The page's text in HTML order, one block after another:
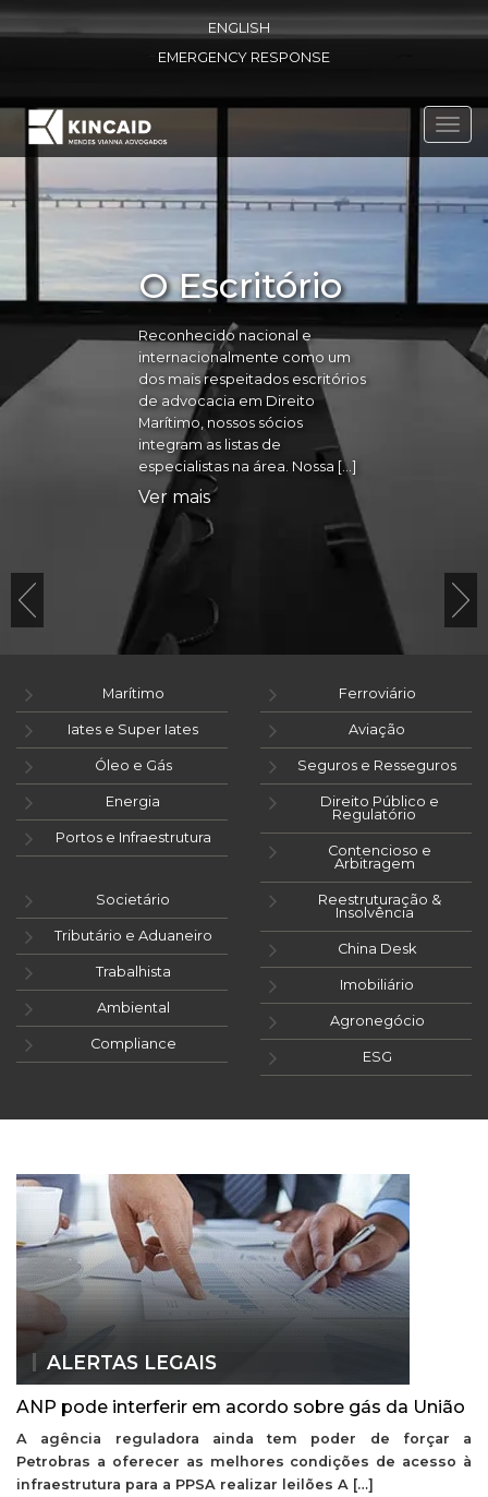
ENGLISH
EMERGENCY RESPONSE
O Escritório
Reconhecido nacional e
internacionalmente como um
dos mais respeitados escritórios
de advocacia em Direito
Marítimo, nossos sócios
integram as listas de
especialistas na área. Nossa […]
Ver mais
Marítimo
Iates e Super Iates
Óleo e Gás
Energia
Portos e Infraestrutura
Ferroviário
Aviação
Seguros e Resseguros
Direito Público e
Regulatório
Contencioso e
Arbitragem
Societário
Tributário e Aduaneiro
Trabalhista
Ambiental
Compliance
Reestruturação &
Insolvência
China Desk
Imobiliário
Agronegócio
ESG
ALERTAS LEGAIS
ANP pode interferir em acordo sobre gás da União
A agência reguladora ainda tem poder de forçar a
Petrobras a oferecer as melhores condições de acesso à
infraestrutura para a PPSA realizar leilões A […]